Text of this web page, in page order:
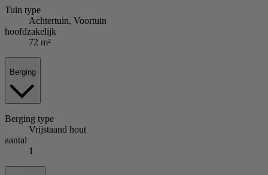
Tuin type
Achtertuin, Voortuin
hoofdzakelijk
72 m²
Berging
Berging type
Vrijstaand hout
aantal
1